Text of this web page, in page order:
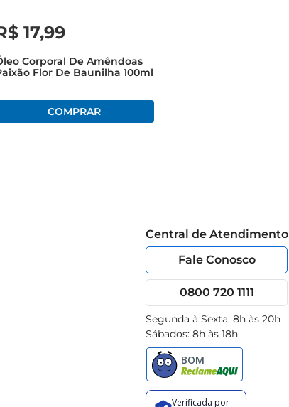
17,99
Corporal De Amêndoas
Flor De Baunilha 100ml
Central de Atendimento
Fale Conosco
0800 720 1111
Segunda à Sexta: 8h às 20h
Sábados: 8h às 18h